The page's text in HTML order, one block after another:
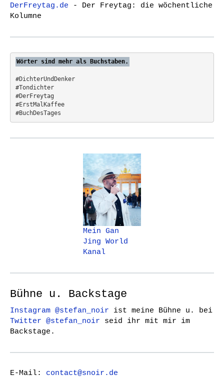
h
f
r
DerFreytag.de - Der Freytag: die wöchentliche
Kolumne
Wörter sind mehr als Buchstaben.
#DichterUndDenker
#Tondichter
#DerFreytag
#ErstMalKaffee
#BuchDesTages
Mein Gan
Jing World
Kanal
Bühne u. Backstage
Instagram @stefan_noir ist meine Bühne u. bei
Twitter @stefan_noir seid ihr mit mir im
Backstage.
E-Mail: contact@snoir.de